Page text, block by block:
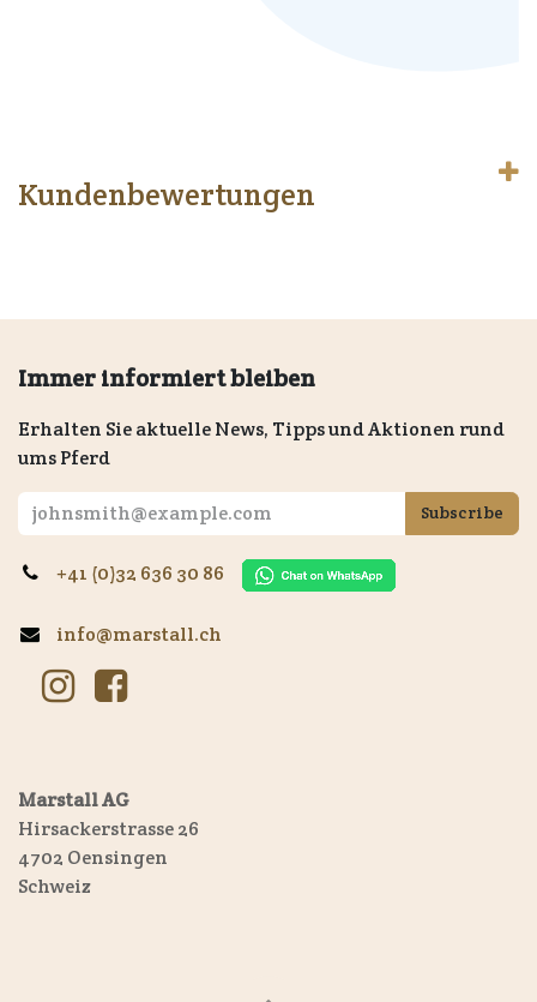
Kundenbewertungen
Immer informiert bleiben
Erhalten Sie aktuelle News, Tipps und Aktionen rund
ums Pferd
Subscribe
+41 (0)32 636 30 86
info@marstall.ch
Marstall AG
Hirsackerstrasse 26
4702 Oensingen
Schweiz